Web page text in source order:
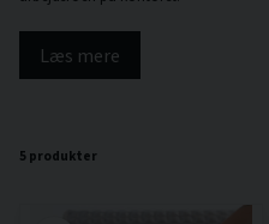
Læs mere
5 produkter